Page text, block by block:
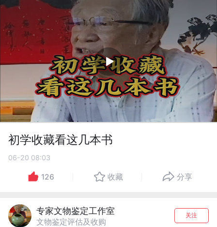
初学收藏看这几本书
06-20 08:03
126 收藏 分享
专家文物鉴定工作室
文物鉴定评估及收购
关注